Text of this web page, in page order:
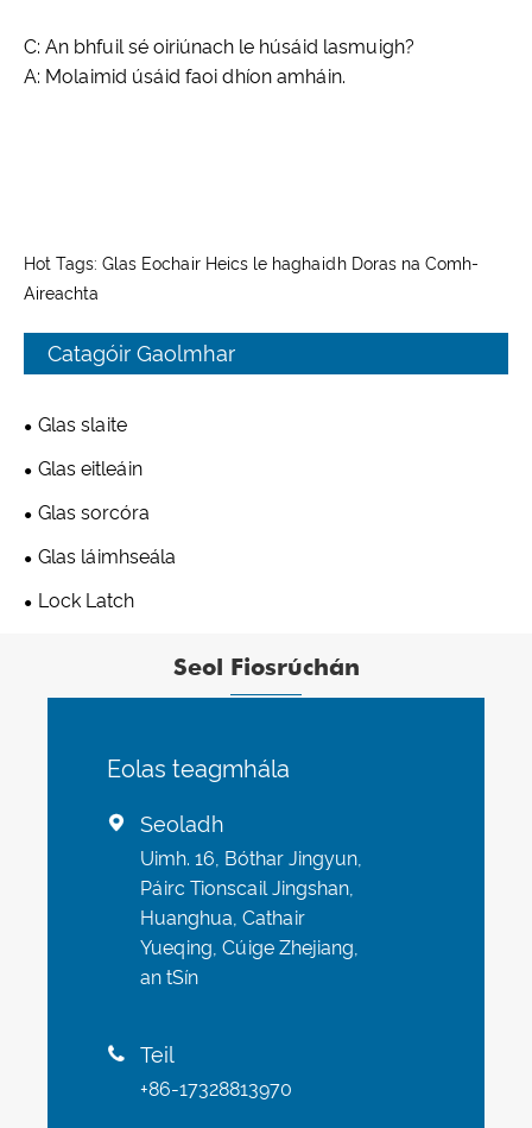
C: An bhfuil sé oiriúnach le húsáid lasmuigh?
A: Molaimid úsáid faoi dhíon amháin.
Hot Tags: Glas Eochair Heics le haghaidh Doras na Comh-
Aireachta
Catagóir Gaolmhar
Glas slaite
Glas eitleáin
Glas sorcóra
Glas láimhseála
Lock Latch
Seol Fiosrúchán
Eolas teagmhála
 Seoladh
Uimh. 16, Bóthar Jingyun,
Páirc Tionscail Jingshan,
Huanghua, Cathair
Yueqing, Cúige Zhejiang,
an tSín
 Teil
+86-17328813970